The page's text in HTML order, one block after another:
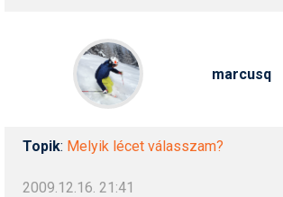
marcusq
Topik: Melyik lécet válasszam?
2009.12.16. 21:41